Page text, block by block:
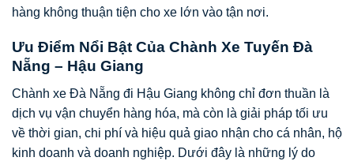
hàng không thuận tiện cho xe lớn vào tận nơi.
Ưu Điểm Nổi Bật Của Chành Xe Tuyến Đà
Nẵng – Hậu Giang
Chành xe Đà Nẵng đi Hậu Giang không chỉ đơn thuần là
dịch vụ vận chuyển hàng hóa, mà còn là giải pháp tối ưu
về thời gian, chi phí và hiệu quả giao nhận cho cá nhân, hộ
kinh doanh và doanh nghiệp. Dưới đây là những lý do